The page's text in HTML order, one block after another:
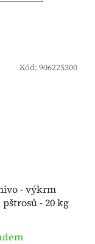
- výkrm
- 20 kg
Kód: 906225300